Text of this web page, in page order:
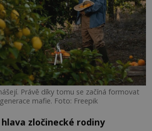
Právě díky tomu se začíná formovat
mafie. Foto: Freepik
zločinecké rodiny